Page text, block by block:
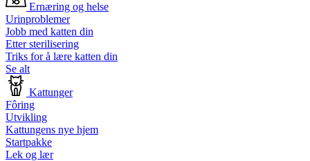
Ernæring og helse
Urinproblemer
Jobb med katten din
Etter sterilisering
Triks for å lære katten din
Se alt
Kattunger
Fôring
Utvikling
Kattungens nye hjem
Startpakke
Lek og lær